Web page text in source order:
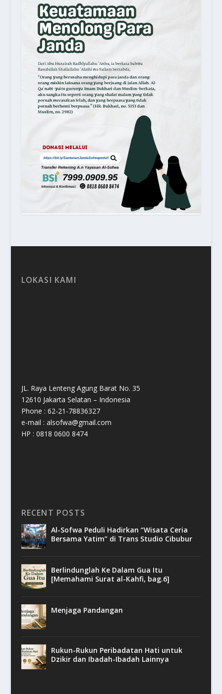
LOKASI KAMI
JL. Raya Lenteng Agung Barat No. 35
12610 Jakarta Selatan – Indonesia
Phone : 62-21-78836327
e-mail : alsofwa@gmail.com
HP : 0818 0600 8474
RECENT POSTS
Al-Sofwa Peduli Hadirkan “Wisata Ceria
Bersama Yatim” di Trans Studio Cibubur
Berlindunglah Ke Dalam Gua Itu
[Memahami Surat al-Kahfi, bag.6]
Menjaga Pandangan
Rukun-Rukun Peribadatan Hati untuk
Dzikir dan Ibadah-Ibadah Lainnya